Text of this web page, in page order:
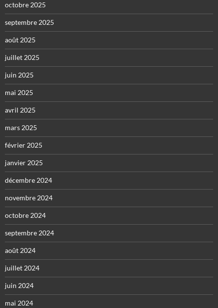
octobre 2025
septembre 2025
août 2025
juillet 2025
juin 2025
mai 2025
avril 2025
mars 2025
février 2025
janvier 2025
décembre 2024
novembre 2024
octobre 2024
septembre 2024
août 2024
juillet 2024
juin 2024
mai 2024